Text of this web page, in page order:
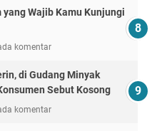
Wajib Kamu Kunjungi
komentar
di Gudang Minyak
Sebut Kosong
komentar